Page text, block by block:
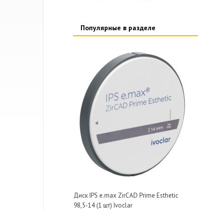
Популярные в разделе
Диск IPS e.max ZirCAD Prime Esthetic
98,5-14 (1 шт) Ivoclar